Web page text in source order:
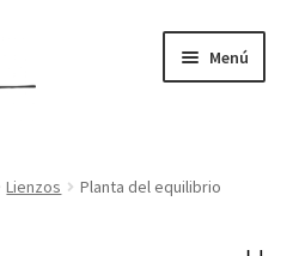
Menú
Lienzos Planta del equilibrio